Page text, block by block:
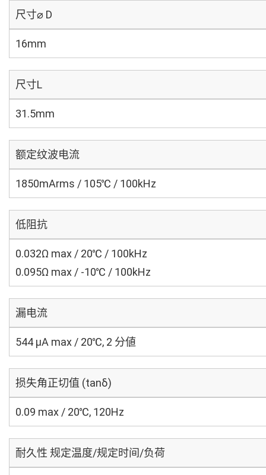
尺寸⌀ D
16mm
尺寸L
31.5mm
额定纹波电流
1850mArms / 105℃ / 100kHz
低阻抗
0.032Ω max / 20℃ / 100kHz
0.095Ω max / -10℃ / 100kHz
漏电流
544 μA max / 20℃, 2 分値
损失角正切值 (tanδ)
0.09 max / 20℃, 120Hz
耐久性 规定温度/规定时间/负荷